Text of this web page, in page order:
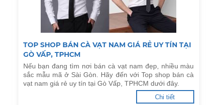
TOP SHOP BÁN CÀ VẠT NAM GIÁ RẺ UY TÍN TẠI
GÒ VẤP, TPHCM
Nếu bạn đang tìm nơi bán cà vạt nam đẹp, nhiều màu
sắc mẫu mã ở Sài Gòn. Hãy đến với Top shop bán cà
vạt nam giá rẻ uy tín tại Gò Vấp, TPHCM dưới đây.
Chi tiết